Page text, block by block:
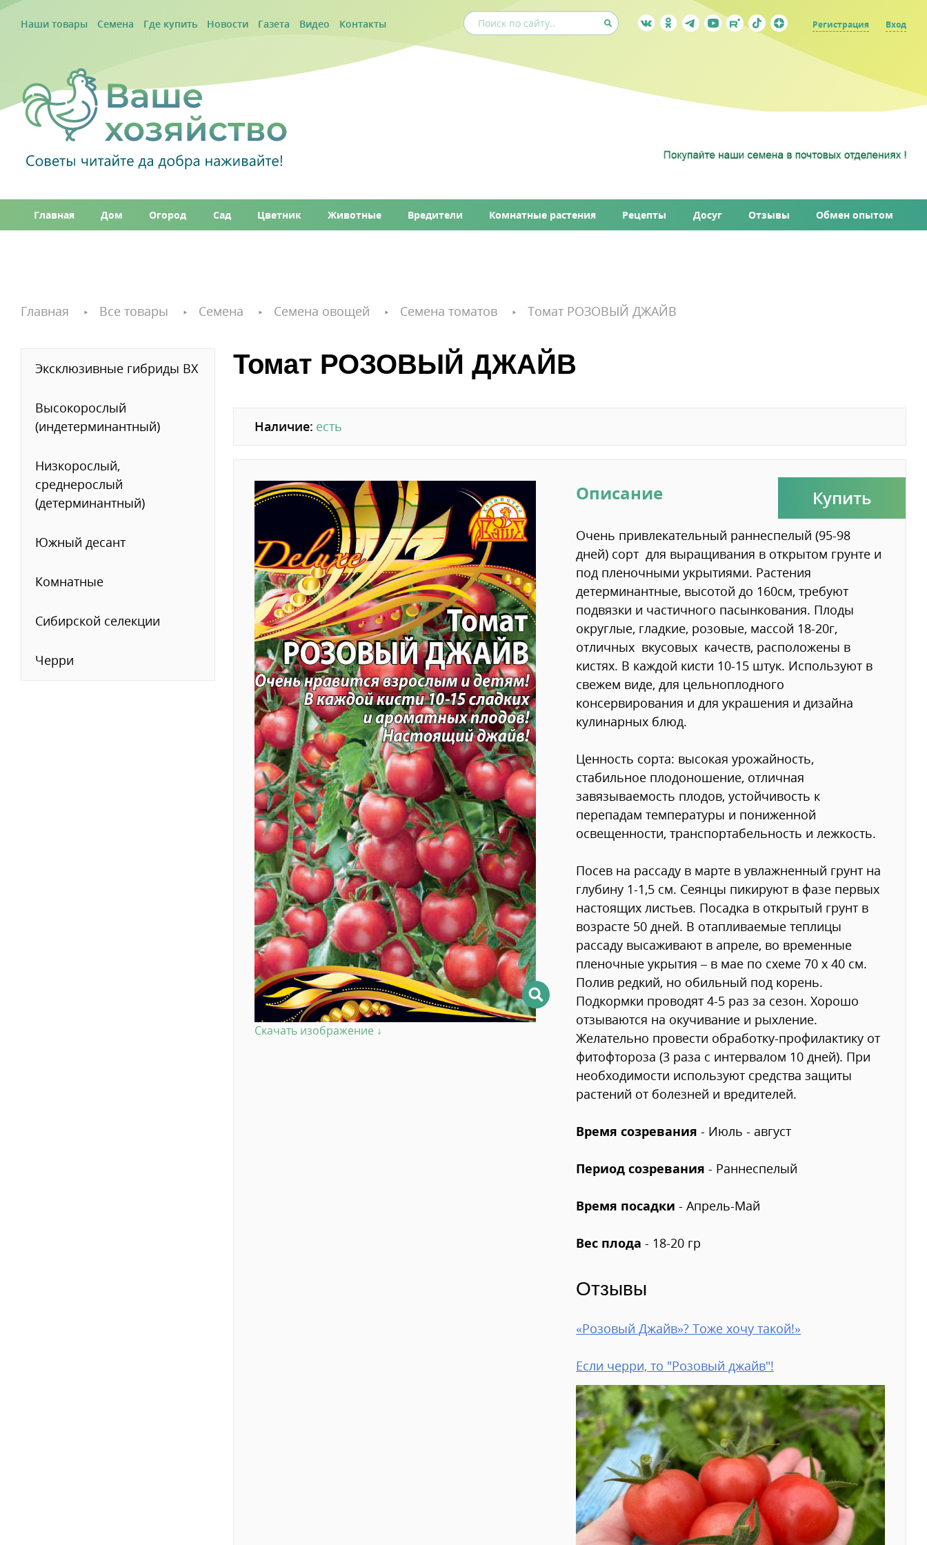
Наши товары Семена Где купить Новости Газета Видео Контакты Регистрация Вход
Главная Дом Огород Сад Цветник Животные Вредители Комнатные растения Рецепты Досуг Отзывы Обмен опытом
Главная Все товары Семена Семена овощей Семена томатов Томат РОЗОВЫЙ ДЖАЙВ
Эксклюзивные гибриды ВХ
Высокорослый
(индетерминантный)
Низкорослый,
среднерослый
(детерминантный)
Южный десант
Комнатные
Сибирской селекции
Черри
Томат РОЗОВЫЙ ДЖАЙВ
Наличие: есть
Скачать изображение ↓
Купить
Описание
Очень привлекательный раннеспелый (95-98
дней) сорт для выращивания в открытом грунте и
под пленочными укрытиями. Растения
детерминантные, высотой до 160см, требуют
подвязки и частичного пасынкования. Плоды
округлые, гладкие, розовые, массой 18-20г,
отличных вкусовых качеств, расположены в
кистях. В каждой кисти 10-15 штук. Используют в
свежем виде, для цельноплодного
консервирования и для украшения и дизайна
кулинарных блюд.
Ценность сорта: высокая урожайность,
стабильное плодоношение, отличная
завязываемость плодов, устойчивость к
перепадам температуры и пониженной
освещенности, транспортабельность и лежкость.
Посев на рассаду в марте в увлажненный грунт на
глубину 1-1,5 см. Сеянцы пикируют в фазе первых
настоящих листьев. Посадка в открытый грунт в
возрасте 50 дней. В отапливаемые теплицы
рассаду высаживают в апреле, во временные
пленочные укрытия – в мае по схеме 70 x 40 см.
Полив редкий, но обильный под корень.
Подкормки проводят 4-5 раз за сезон. Хорошо
отзываются на окучивание и рыхление.
Желательно провести обработку-профилактику от
фитофтороза (3 раза с интервалом 10 дней). При
необходимости используют средства защиты
растений от болезней и вредителей.
Время созревания- Июль - август
Период созревания - Раннеспелый
Время посадки - Апрель-Май
Вес плода - 18-20 гр
Отзывы
«Розовый Джайв»? Тоже хочу такой!»
Если черри, то "Розовый джайв"!